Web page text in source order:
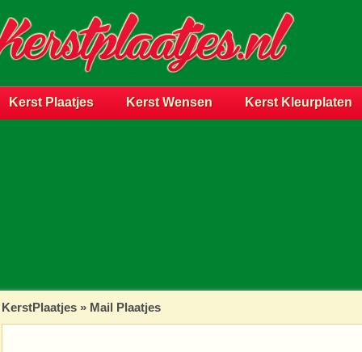
Kerst Plaatjes Kerst Wensen Kerst Kleurplaten
KerstPlaatjes » Mail Plaatjes